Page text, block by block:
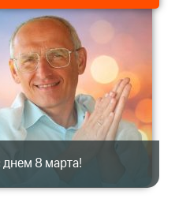
днем 8 марта!